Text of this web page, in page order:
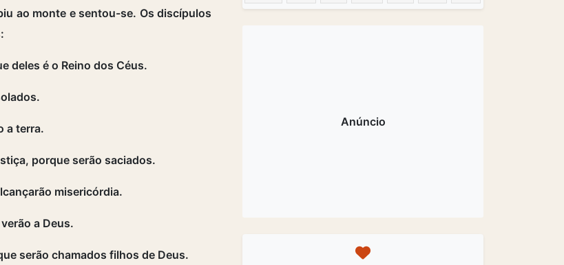
ao monte e sentou-se. Os discípulos
deles é o Reino dos Céus.
a terra.
porque serão saciados.
misericórdia.
a Deus.
serão chamados filhos de Deus.